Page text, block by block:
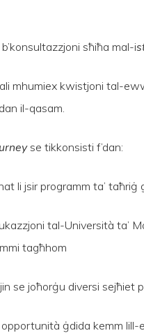
sħiħa mal-i
mhumiex kwistjoni tal-
il-qasam.
se tikkonsisti f’dan:
li jsir programm ta’ taħriġ
tal-Università ta’
tagħhom
joħorġu diversi sejħiet
ġdida kemm